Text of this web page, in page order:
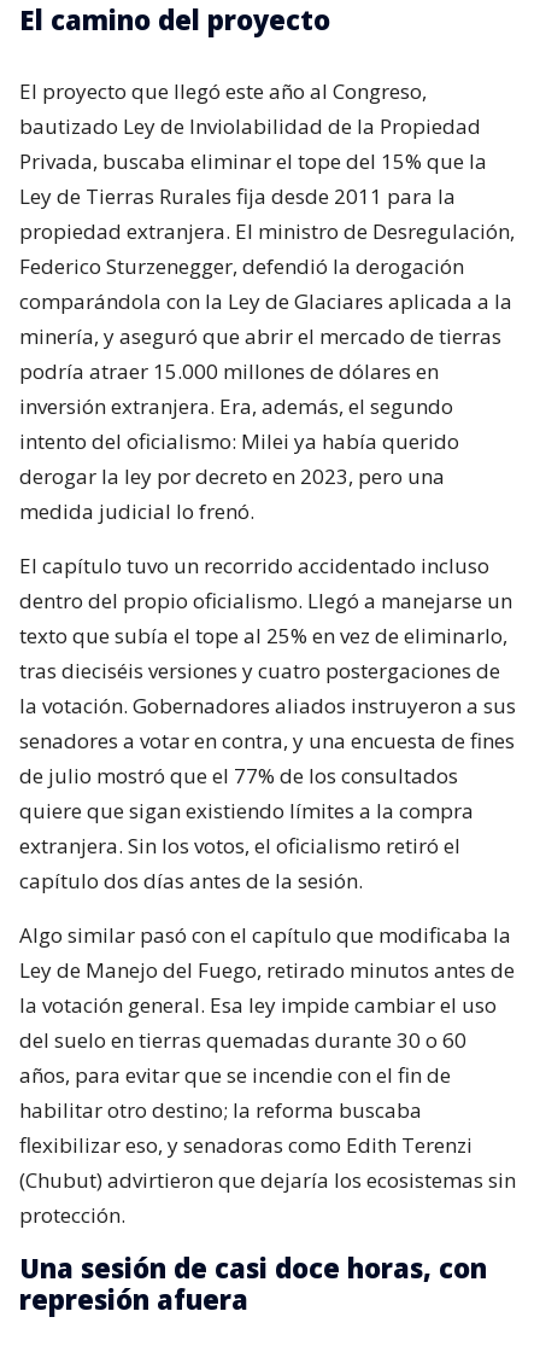
El camino del proyecto
El proyecto que llegó este año al Congreso,
bautizado Ley de Inviolabilidad de la Propiedad
Privada, buscaba eliminar el tope del 15% que la
Ley de Tierras Rurales fija desde 2011 para la
propiedad extranjera. El ministro de Desregulación,
Federico Sturzenegger, defendió la derogación
comparándola con la Ley de Glaciares aplicada a la
minería, y aseguró que abrir el mercado de tierras
podría atraer 15.000 millones de dólares en
inversión extranjera. Era, además, el segundo
intento del oficialismo: Milei ya había querido
derogar la ley por decreto en 2023, pero una
medida judicial lo frenó.
El capítulo tuvo un recorrido accidentado incluso
dentro del propio oficialismo. Llegó a manejarse un
texto que subía el tope al 25% en vez de eliminarlo,
tras dieciséis versiones y cuatro postergaciones de
la votación. Gobernadores aliados instruyeron a sus
senadores a votar en contra, y una encuesta de fines
de julio mostró que el 77% de los consultados
quiere que sigan existiendo límites a la compra
extranjera. Sin los votos, el oficialismo retiró el
capítulo dos días antes de la sesión.
Algo similar pasó con el capítulo que modificaba la
Ley de Manejo del Fuego, retirado minutos antes de
la votación general. Esa ley impide cambiar el uso
del suelo en tierras quemadas durante 30 o 60
años, para evitar que se incendie con el fin de
habilitar otro destino; la reforma buscaba
flexibilizar eso, y senadoras como Edith Terenzi
(Chubut) advirtieron que dejaría los ecosistemas sin
protección.
Una sesión de casi doce horas, con
represión afuera